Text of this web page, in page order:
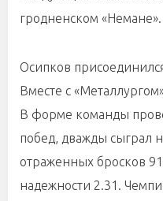
гродненском «Немане».
Осипков
Вместе с
В форме команды
побед, дважды сыграл
отраженных бросков
надежности 2.31.